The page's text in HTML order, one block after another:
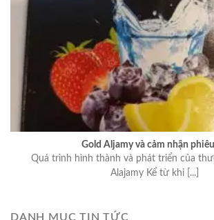
Gold Aljamy và cảm nhận
Quá trình hình thành và phát triển của
Alajamy Kể từ khi [...]
DANH MỤC TIN TỨC